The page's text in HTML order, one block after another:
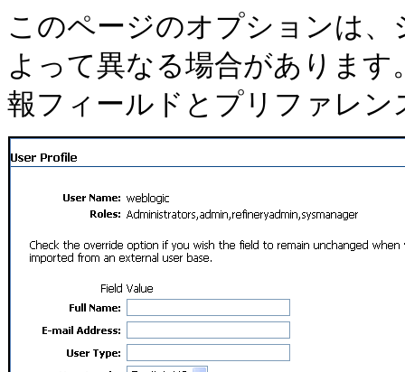
このページのオプションは
よって異なる場合がありま
報フィールドとプリファレ